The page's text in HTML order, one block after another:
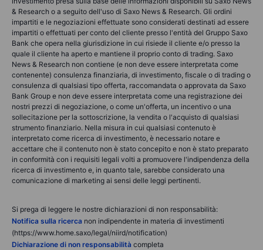
& Research o a seguito dell'uso di Saxo News & Research. Gli ordini
impartiti e le negoziazioni effettuate sono considerati destinati ad essere
impartiti o effettuati per conto del cliente presso l'entità del Gruppo Saxo
Bank che opera nella giurisdizione in cui risiede il cliente e/o presso la
quale il cliente ha aperto e mantiene il proprio conto di trading. Saxo
News & Research non contiene (e non deve essere interpretata come
contenente) consulenza finanziaria, di investimento, fiscale o di trading o
consulenza di qualsiasi tipo offerta, raccomandata o approvata da Saxo
Bank Group e non deve essere interpretata come una registrazione dei
nostri prezzi di negoziazione, o come un'offerta, un incentivo o una
sollecitazione per la sottoscrizione, la vendita o l'acquisto di qualsiasi
strumento finanziario. Nella misura in cui qualsiasi contenuto è
interpretato come ricerca di investimento, è necessario notare e
accettare che il contenuto non è stato concepito e non è stato preparato
in conformità con i requisiti legali volti a promuovere l'indipendenza della
ricerca di investimento e, in quanto tale, sarebbe considerato una
comunicazione di marketing ai sensi delle leggi pertinenti.
Si prega di leggere le nostre dichiarazioni di non responsabilità:
Notifica sulla ricerca non indipendente in materia di investimenti
(https://www.home.saxo/legal/niird/notification)
Dichiarazione di non responsabilità completa